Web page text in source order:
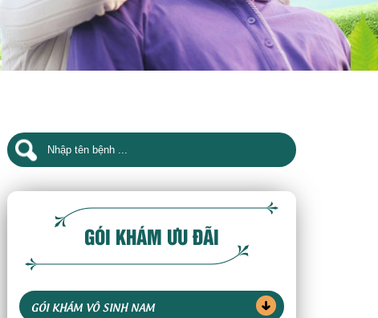
GÓI KHÁM ƯU ĐÃI
GÓI KHÁM VÔ SINH NAM